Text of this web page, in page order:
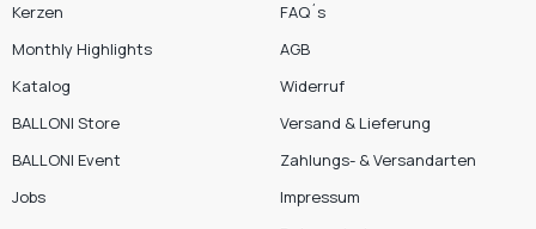
Kerzen
Monthly Highlights
Katalog
BALLONI Store
BALLONI Event
Jobs
FAQ´s
AGB
Widerruf
Versand & Lieferung
Zahlungs- & Versandarten
Impressum